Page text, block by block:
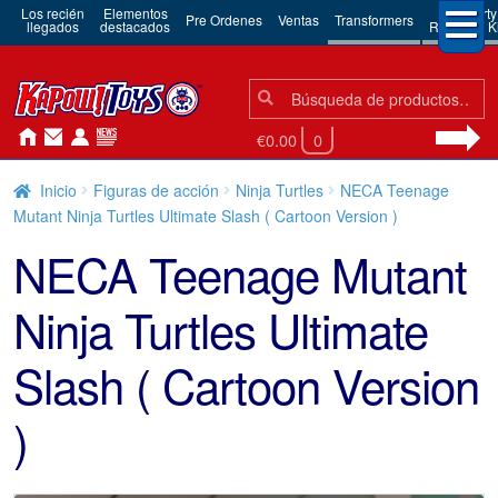
Los recién
llegados
Elementos
destacados Pre Ordenes Ventas Transformers 3rd Party
Robots &
Búsqueda:
Búsqueda
€0.00 0
Inicio Figuras de acción Ninja Turtles
NECA Teenage
Mutant Ninja Turtles Ultimate Slash ( Cartoon Version )
NECA Teenage Mutant
Ninja Turtles Ultimate
Slash ( Cartoon Version
)